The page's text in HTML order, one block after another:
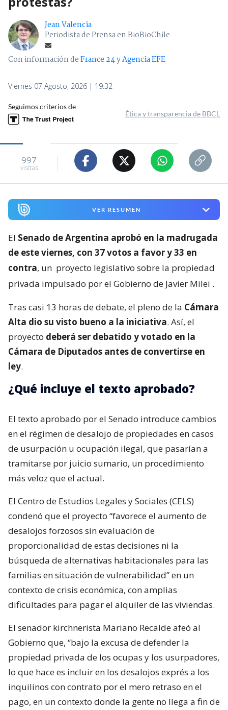
Jean Valencia
Periodista de Prensa en BioBioChile
Con información deFrance 24yAgencia EFE
Viernes 07 Agosto, 2026 | 19:32
Seguimos criterios de
Ética y transparencia de BBCL
997
visitas
VER RESUMEN
El Senado de Argentina aprobó en la madrugada
de este viernes, con 37 votos a favor y 33 en
contra, un proyecto legislativo sobre la propiedad
privada impulsado por el Gobierno de Javier Milei .
Tras casi 13 horas de debate, el pleno de la Cámara
Alta dio su visto bueno a la iniciativa. Así, el
proyecto deberá ser debatido y votado en la
Cámara de Diputados antes de convertirse en
ley.
¿Qué incluye el texto aprobado?
El texto aprobado por el Senado introduce cambios
en el régimen de desalojo de propiedades en casos
de usurpación u ocupación ilegal, que pasarían a
tramitarse por juicio sumario, un procedimiento
más veloz que el actual.
El Centro de Estudios Legales y Sociales (CELS)
condenó que el proyecto “favorece el aumento de
desalojos forzosos sin evaluación de
proporcionalidad de estas decisiones ni la
búsqueda de alternativas habitacionales para las
familias en situación de vulnerabilidad” en un
contexto de crisis económica, con amplias
dificultades para pagar el alquiler de las viviendas.
El senador kirchnerista Mariano Recalde afeó al
Gobierno que, “bajo la excusa de defender la
propiedad privada de los ocupas y los usurpadores,
lo que hace es incluir en los desalojos exprés a los
inquilinos con contrato por el mero retraso en el
pago, en un contexto donde la gente no llega a fin de